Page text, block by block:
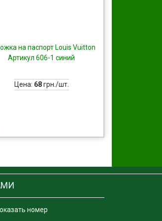
на паспорт Louis Vuitton
Артикул 606-1 синий
Цена: 68грн./шт.
номер